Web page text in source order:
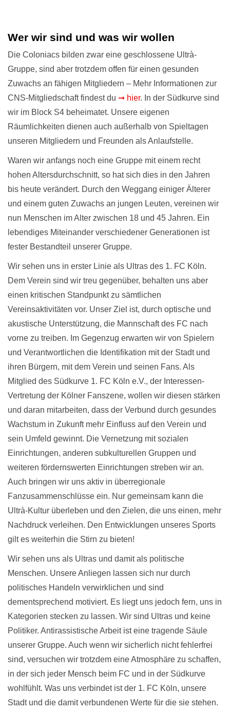
Wer wir sind und was wir wollen
Die Coloniacs bilden zwar eine geschlossene Ultrà-
Gruppe, sind aber trotzdem offen für einen gesunden
Zuwachs an fähigen Mitgliedern – Mehr Informationen zur
CNS-Mitgliedschaft findest du ➞ hier. In der Südkurve sind
wir im Block S4 beheimatet. Unsere eigenen
Räumlichkeiten dienen auch außerhalb von Spieltagen
unseren Mitgliedern und Freunden als Anlaufstelle.
Waren wir anfangs noch eine Gruppe mit einem recht
hohen Altersdurchschnitt, so hat sich dies in den Jahren
bis heute verändert. Durch den Weggang einiger Älterer
und einem guten Zuwachs an jungen Leuten, vereinen wir
nun Menschen im Alter zwischen 18 und 45 Jahren. Ein
lebendiges Miteinander verschiedener Generationen ist
fester Bestandteil unserer Gruppe.
Wir sehen uns in erster Linie als Ultras des 1. FC Köln.
Dem Verein sind wir treu gegenüber, behalten uns aber
einen kritischen Standpunkt zu sämtlichen
Vereinsaktivitäten vor. Unser Ziel ist, durch optische und
akustische Unterstützung, die Mannschaft des FC nach
vorne zu treiben. Im Gegenzug erwarten wir von Spielern
und Verantwortlichen die Identifikation mit der Stadt und
ihren Bürgern, mit dem Verein und seinen Fans. Als
Mitglied des Südkurve 1. FC Köln e.V., der Interessen-
Vertretung der Kölner Fanszene, wollen wir diesen stärken
und daran mitarbeiten, dass der Verbund durch gesundes
Wachstum in Zukunft mehr Einfluss auf den Verein und
sein Umfeld gewinnt. Die Vernetzung mit sozialen
Einrichtungen, anderen subkulturellen Gruppen und
weiteren fördernswerten Einrichtungen streben wir an.
Auch bringen wir uns aktiv in überregionale
Fanzusammenschlüsse ein. Nur gemeinsam kann die
Ultrà-Kultur überleben und den Zielen, die uns einen, mehr
Nachdruck verleihen. Den Entwicklungen unseres Sports
gilt es weiterhin die Stirn zu bieten!
Wir sehen uns als Ultras und damit als politische
Menschen. Unsere Anliegen lassen sich nur durch
politisches Handeln verwirklichen und sind
dementsprechend motiviert. Es liegt uns jedoch fern, uns in
Kategorien stecken zu lassen. Wir sind Ultras und keine
Politiker. Antirassistische Arbeit ist eine tragende Säule
unserer Gruppe. Auch wenn wir sicherlich nicht fehlerfrei
sind, versuchen wir trotzdem eine Atmosphäre zu schaffen,
in der sich jeder Mensch beim FC und in der Südkurve
wohlfühlt. Was uns verbindet ist der 1. FC Köln, unsere
Stadt und die damit verbundenen Werte für die sie stehen.